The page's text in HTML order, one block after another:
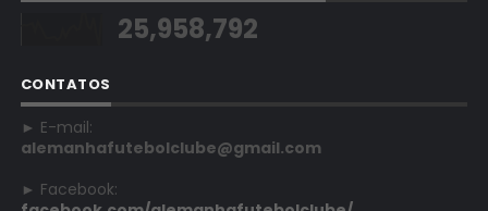
25,958,792
CONTATOS
► E-mail:
alemanhafutebolclube@gmail.com
► Facebook: